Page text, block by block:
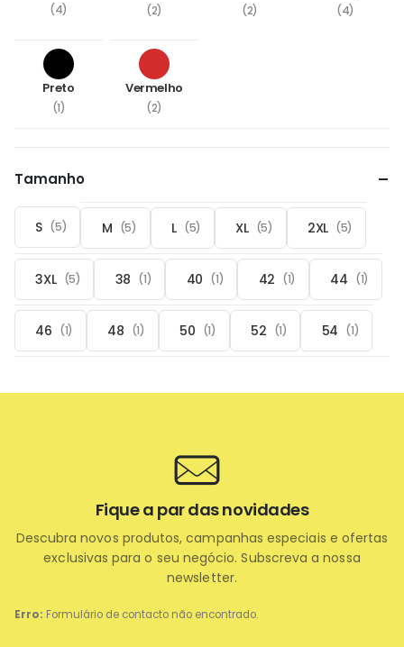
(4) (2) (2) (4)
Preto
(1)
Vermelho
(2)
Tamanho
S (5) M (5) L (5) XL (5) 2XL (5)
3XL (5) 38 (1) 40 (1) 42 (1) 44 (1)
46 (1) 48 (1) 50 (1) 52 (1) 54 (1)
Erro: Formulário de contacto não encontrado.
Fique a par das novidades
Descubra novos produtos, campanhas especiais e ofertas
exclusivas para o seu negócio. Subscreva a nossa
newsletter.